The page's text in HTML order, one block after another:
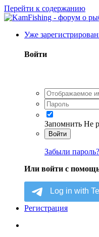
Перейти к содержанию
Уже
Войти
Запомнить Не
Войти
Забыли пароль?
Или войти с
Регистрация